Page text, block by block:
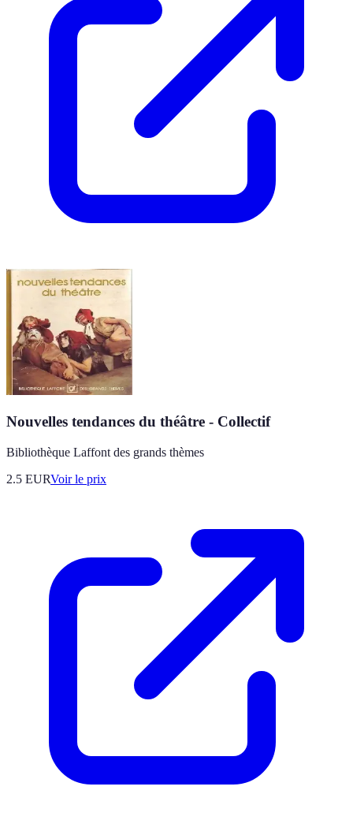
Nouvelles tendances du théâtre - Collectif
Bibliothèque Laffont des grands thèmes
2.5 EURVoir le prix